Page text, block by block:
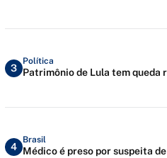
3
Política
Patrimônio de Lula tem queda
4
Brasil
Médico é preso por suspeita